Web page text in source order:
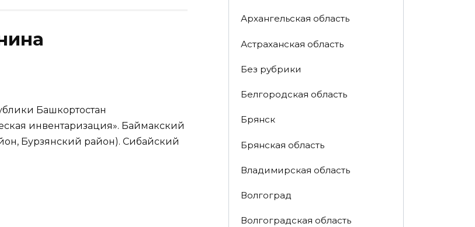
Башкортостан
инвентаризация». Баймакский
Бурзянский район). Сибайский
Архангельская область
Астраханская область
Без рубрики
Белгородская область
Брянск
Брянская область
Владимирская область
Волгоград
Волгоградская область